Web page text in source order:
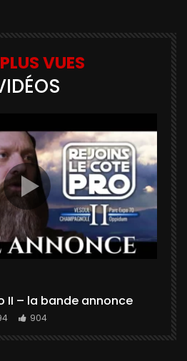
VUES
II – la bande annonce
904